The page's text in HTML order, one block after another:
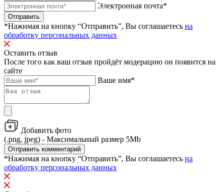
Электронная почта*
Отправить
*Нажимая на кнопку “Отправить”, Вы соглашаетесь на
обработку персональных данных
Оставить отзыв
После того как ваш отзыв пройдёт модерацию он появится на
сайте
Ваше имя*
Добавить фото
(.png, jpeg) - Максимальный размер 5Mb
Отправить комментарий
*Нажимая на кнопку “Отправить”, Вы соглашаетесь на
обработку персональных данных